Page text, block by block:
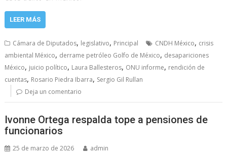
LEER MÁS
Cámara de Diputados, legislativo, Principal CNDH México, crisis
ambiental México, derrame petróleo Golfo de México, desapariciones
México, juicio político, Laura Ballesteros, ONU informe, rendición de
cuentas, Rosario Piedra Ibarra, Sergio Gil Rullan
Deja un comentario
Ivonne Ortega respalda tope a pensiones de
funcionarios
25 de marzo de 2026 admin